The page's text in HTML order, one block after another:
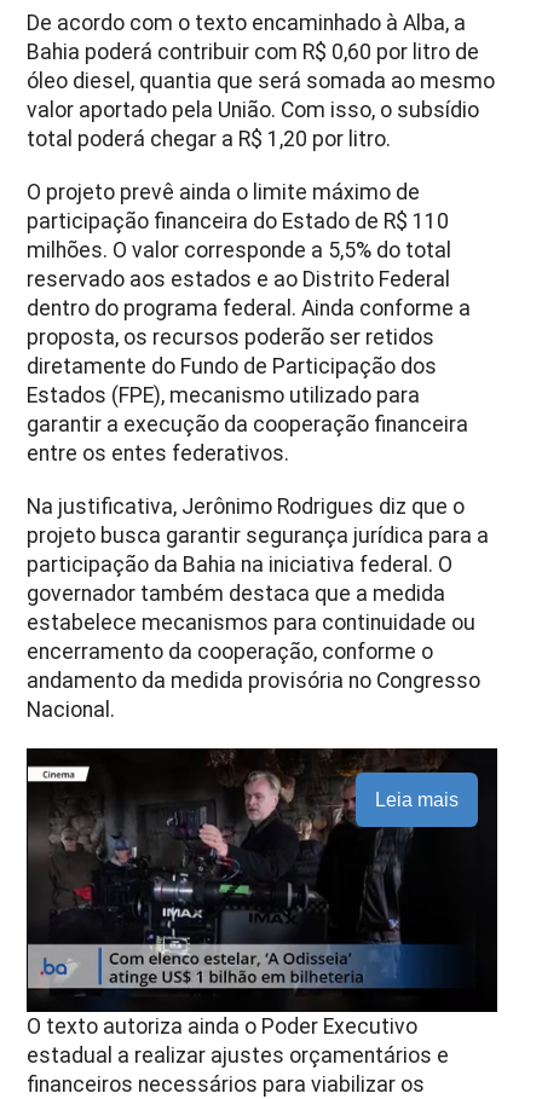
De acordo com o texto encaminhado à Alba, a
Bahia poderá contribuir com R$ 0,60 por litro de
óleo diesel, quantia que será somada ao mesmo
valor aportado pela União. Com isso, o subsídio
total poderá chegar a R$ 1,20 por litro.
O projeto prevê ainda o limite máximo de
participação financeira do Estado de R$ 110
milhões. O valor corresponde a 5,5% do total
reservado aos estados e ao Distrito Federal
dentro do programa federal. Ainda conforme a
proposta, os recursos poderão ser retidos
diretamente do Fundo de Participação dos
Estados (FPE), mecanismo utilizado para
garantir a execução da cooperação financeira
entre os entes federativos.
Na justificativa, Jerônimo Rodrigues diz que o
projeto busca garantir segurança jurídica para a
participação da Bahia na iniciativa federal. O
governador também destaca que a medida
estabelece mecanismos para continuidade ou
encerramento da cooperação, conforme o
andamento da medida provisória no Congresso
Nacional.
Leia mais
O texto autoriza ainda o Poder Executivo
estadual a realizar ajustes orçamentários e
financeiros necessários para viabilizar os